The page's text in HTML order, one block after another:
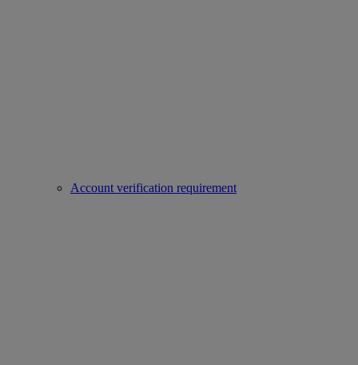
Account verification requirement